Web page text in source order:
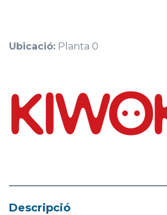
Ubicació: Planta 0
Descripció